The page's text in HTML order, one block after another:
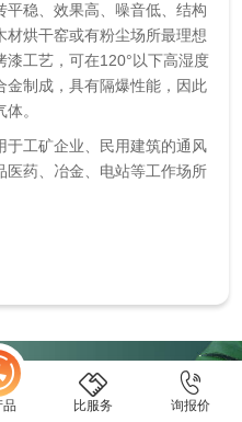
店铺
平稳、效果高、噪音低、结构
材烘干窑或有粉尘场所最理想
工艺，可在120°以下高湿度
金制成，具有隔爆性能，因此
。
于工矿企业、民用建筑的通风
医药、冶金、电站等工作场所
品 比服务 询报价